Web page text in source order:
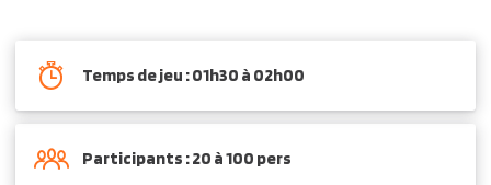
Temps de jeu : 01h30 à 02h00
Participants : 20 à 100 pers